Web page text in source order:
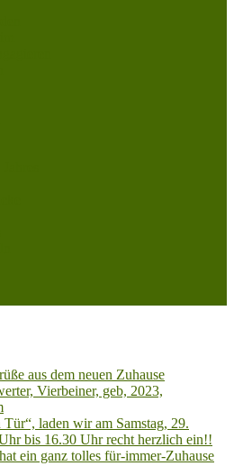
aus dem neuen Zuhause
Vierbeiner, geb, 2023,
laden wir am Samstag, 29.
bis 16.30 Uhr recht herzlich ein!!
ein ganz tolles für-immer-Zuhause